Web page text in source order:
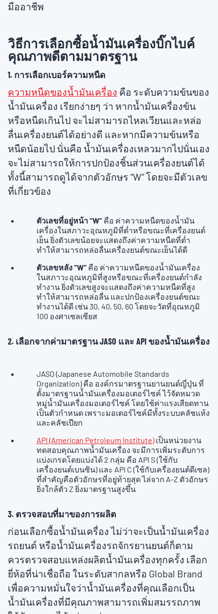
มืออาชีพ
วิธีการเลือกซื้อน้ำมันเครื่องบิ๊กไบค์
คุณภาพดีตามมาตรฐาน
1. การเลือกเบอร์ความหนืด
ความหนืดของน้ำมันเครื่อง คือ ระดับความข้นของ
น้ำมันเครื่อง เรียกง่ายๆ ว่า หากน้ำมันเครื่องข้น
หรือหนืดเกินไป จะไม่สามารถไหลเวียนและหล่อ
ลื่นเครื่องยนต์ได้อย่างดี และหากมีความข้นหรือ
หนืดน้อยไป นั่นคือ น้ำมันเครื่องเหลวมากไปนั่นเอง
จะไม่สามารถให้การปกป้องชิ้นส่วนเครื่องยนต์ได้
ทั้งนี้สามารถดูได้จากตัวอักษร “W” โดยจะมีตัวเลข
ที่เกี่ยวข้อง
ตัวเลขที่อยู่หน้า “W” คือ ค่าความหนืดของน้ำมัน
เครื่องในสภาวะอุณหภูมิที่ต่ำหรือขณะที่เครื่องยนต์
เย็น ยิ่งตัวเลขน้อยจะแสดงถึงค่าความหนืดที่ต่ำ
ทำให้สามารถหล่อลื่นเครื่องยนต์ขณะเย็นได้ดี
ตัวเลขหลัง “W” คือ ค่าความหนืดของน้ำมันเครื่อง
ในสภาวะอุณหภูมิที่สูงหรือขณะที่เครื่องยนต์กำลัง
ทำงาน ยิ่งตัวเลขสูงจะแสดงถึงค่าความหนืดที่สูง
ทำให้สามารถหล่อลื่น และปกป้องเครื่องยนต์ขณะ
ทำงานได้ดี เช่น 30, 40, 50, 60 โดยจะวัดที่อุณหภูมิ
100 องศาเซลเซียส
2. เลือกจากค่ามาตรฐาน JASO และ API ของน้ำมันเครื่อง
JASO (Japanese Automobile Standards
Organization) คือ องค์กรมาตรฐานยานยนต์ญี่ปุ่น ที่
ตั้งมาตรฐานน้ำมันเครื่องมอเตอร์ไซค์ ไว้จัดหมวด
หมู่น้ำมันเครื่องมอเตอร์ไซค์ โดยใช้ค่าแรงเสียดทาน
เป็นตัวกำหนด เพราะมอเตอร์ไซค์มีทั้งระบบคลัชแห้ง
และคลัชเปียก
API (American Petroleum Institute)เป็นหน่วยงาน
ทดสอบคุณภาพน้ำมันเครื่อง จะมีการเพิ่มระดับการ
แบ่งเกรดโดยแบ่งได้ 2 กลุ่ม คือ API S (ใช้กับ
เครื่องยนต์เบนซิน) และ API C (ใช้กับเครื่องยนต์ดีเซล)
ที่สำคัญคือตัวอักษรที่อยู่ท้ายสุด ไล่จาก A-Z ตัวอักษร
ยิ่งใกล้ตัว Z ยิ่งมาตรฐานสูงขึ้น
3. ตรวจสอบที่มาของการผลิต
ก่อนเลือกซื้อน้ำมันเครื่อง ไม่ว่าจะเป็นน้ำมันเครื่อง
รถยนต์ หรือน้ำมันเครื่องรถจักรยานยนต์ก็ตาม
ควรตรวจสอบแหล่งผลิตน้ำมันเครื่องทุกครั้ง เลือก
ยี่ห้อที่น่าเชื่อถือ ในระดับสากลหรือ Global Brand
เพื่อความหมั่นใจว่าน้ำมันเครื่องที่คุณเลือกเป็น
น้ำมันเครื่องที่มีคุณภาพสามารถเพิ่มสมรรถภาพ